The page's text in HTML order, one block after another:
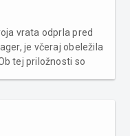
vrata odprla pred
je včeraj obeležila
tej priložnosti so